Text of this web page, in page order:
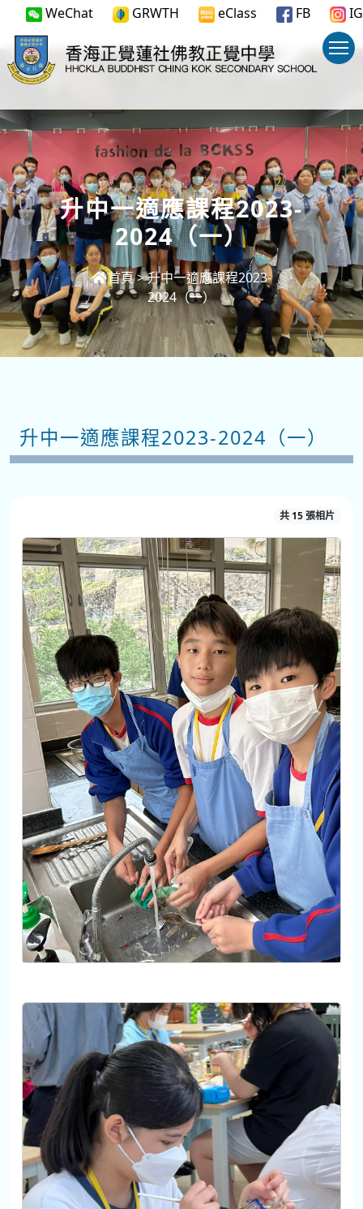
WeChat GRWTH eClass FB IG
升中一適應課程2023-
2024（一）
首頁>升中一適應課程2023-
2024（一）
升中一適應課程2023-2024（一）
共 15 張相片